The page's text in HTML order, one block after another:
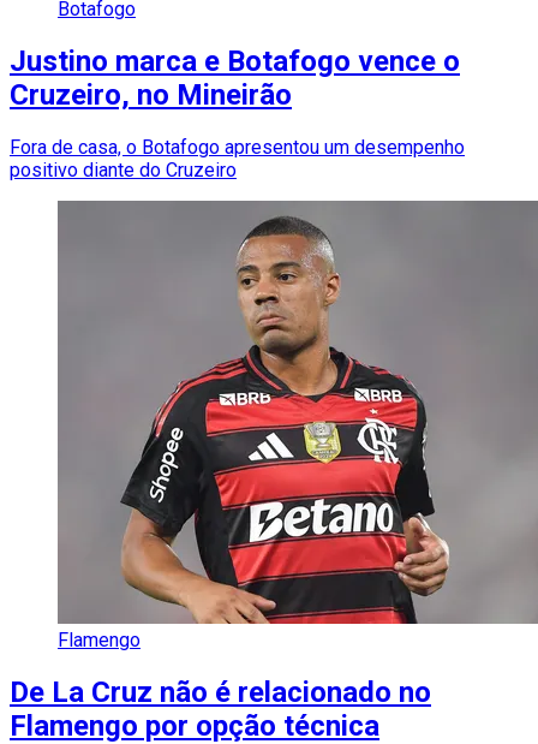
Botafogo
Justino marca e Botafogo vence o
Cruzeiro, no Mineirão
Fora de casa, o Botafogo apresentou um desempenho
positivo diante do Cruzeiro
Flamengo
De La Cruz não é relacionado no
Flamengo por opção técnica